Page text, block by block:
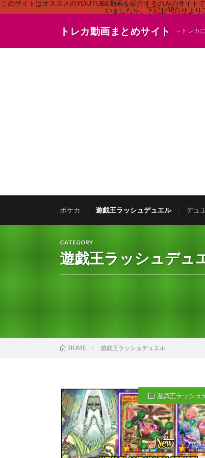
このサイトはオススメのYOUTUBE動画を紹介するのみのサイ
いましたら、下記お問合せより
トレカ動画まとめサイト ～トレカ
ポケカ 遊戯王ラッシュデュエル デュ
CATEGORY
遊戯王ラッシュデュ
HOME 遊戯王ラッシュデュエル
遊戯王ラッシュ